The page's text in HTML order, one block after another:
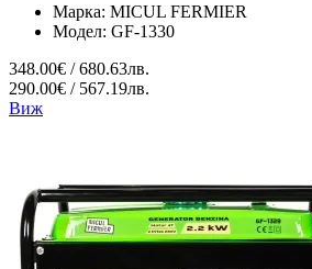
Марка: MICUL FERMIER
Модел: GF-1330
348.00€ / 680.63лв.
290.00€ / 567.19лв.
Виж